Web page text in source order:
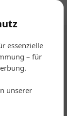
essenzielle
– für
unserer
am